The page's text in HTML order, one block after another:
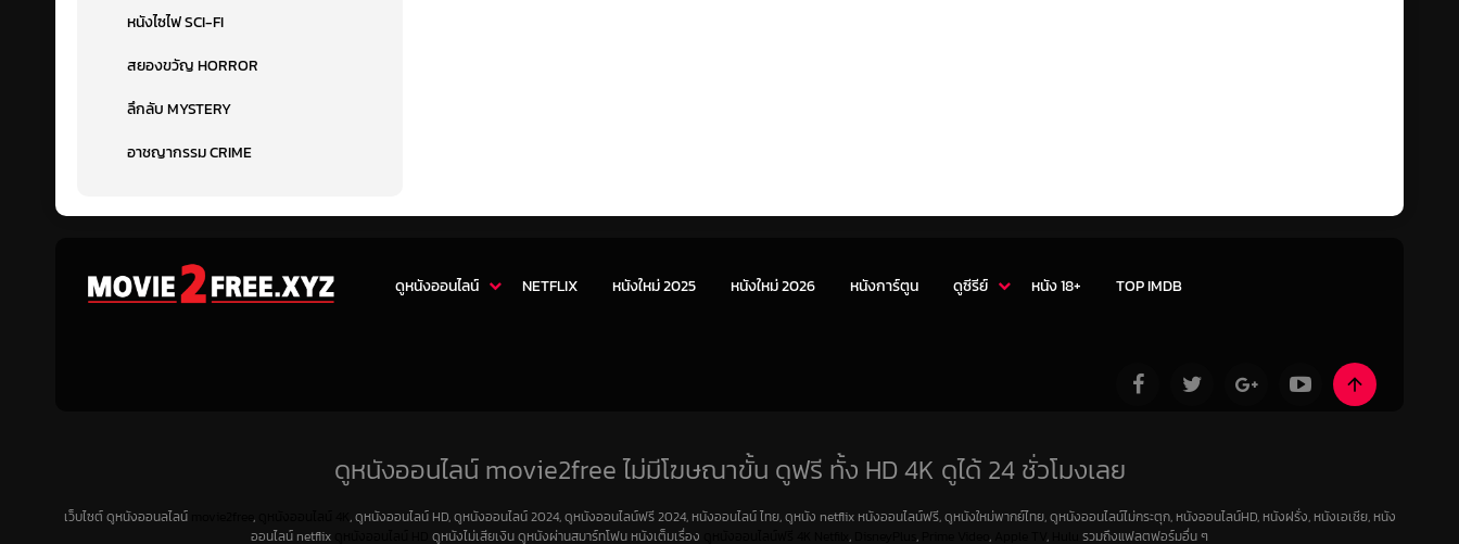
หนังไซไฟ SCI-FI
สยองขวัญ HORROR
ลึกลับ MYSTERY
อาชญากรรม CRIME
ดูหนังออนไลน์ NETFLIX หนังใหม่ 2025 หนังใหม่ 2026 หนังการ์ตูน ดูซีรีย์ หนัง 18+ TOP IMDB
ดูหนังออนไลน์ movie2free ไม่มีโฆษณาขั้น ดูฟรี ทั้ง HD 4K ดูได้ 24 ชั่วโมงเลย
เว็บไซต์ ดูหนังออนลไลน์ ,
, ดูหนังออนไลน์ HD, ดูหนังออนไลน์ 2024, ดูหนังออนไลน์ฟรี 2024, หนังออนไลน์ ไทย, ดูหนัง netflix หนังออนไลน์ฟรี, ดูหนังใหม่พากย์ไทย, ดูหนังออนไลน์ไม่กระตุก, หนังออนไลน์HD, หนังฝรั่ง, หนังเอเชีย, หนัง
ออนไลน์ netflix
ดูหนังไม่เสียเงิน ดูหนังผ่านสมาร์ทโฟน หนังเต็มเรื่อง , , , , รวมถึงแฟลตฟอร์มอื่น ๆ